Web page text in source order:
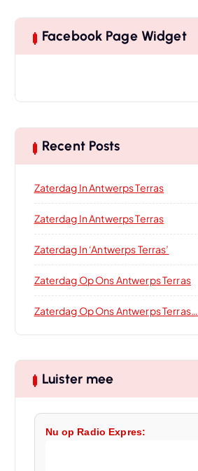
Facebook Page Widget
Recent Posts
Zaterdag In Antwerps Terras
Zaterdag In Antwerps Terras
Zaterdag In ‘Antwerps Terras’
Zaterdag Op Ons Antwerps Terras
Zaterdag Op Ons Antwerps Terras…
Luister mee
Nu op Radio Expres: